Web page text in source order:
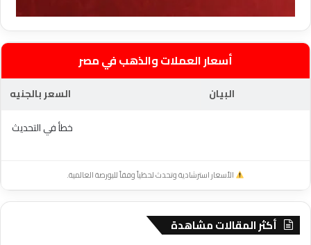
أسعار العملات والذهب في مصر
البيان
السعر بالجنيه
خطأ في التحديث
الأسعار استرشادية وتحدث لحظياً وفقاً للبورصة العالمية.
أكثر المقالات مشاهدة